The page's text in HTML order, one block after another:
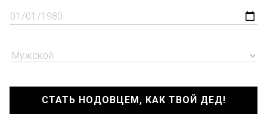
СТАТЬ НОДОВЦЕМ, КАК ТВОЙ ДЕД!